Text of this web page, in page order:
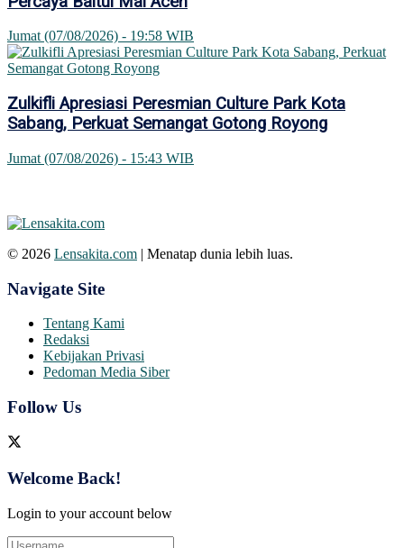
Jumat (07/08/2026) - 19:58 WIB
Zulkifli Apresiasi Peresmian Culture Park Kota
Sabang, Perkuat Semangat Gotong Royong
Jumat (07/08/2026) - 15:43 WIB
© 2026 Lensakita.com | Menatap dunia lebih luas.
Navigate Site
Tentang Kami
Redaksi
Kebijakan Privasi
Pedoman Media Siber
Follow Us
Welcome Back!
Login to your account below